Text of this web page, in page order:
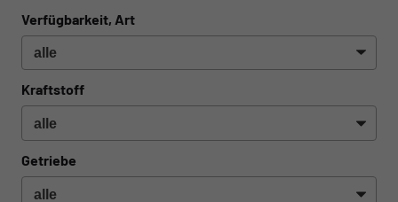
Verfügbarkeit, Art
Kraftstoff
Getriebe